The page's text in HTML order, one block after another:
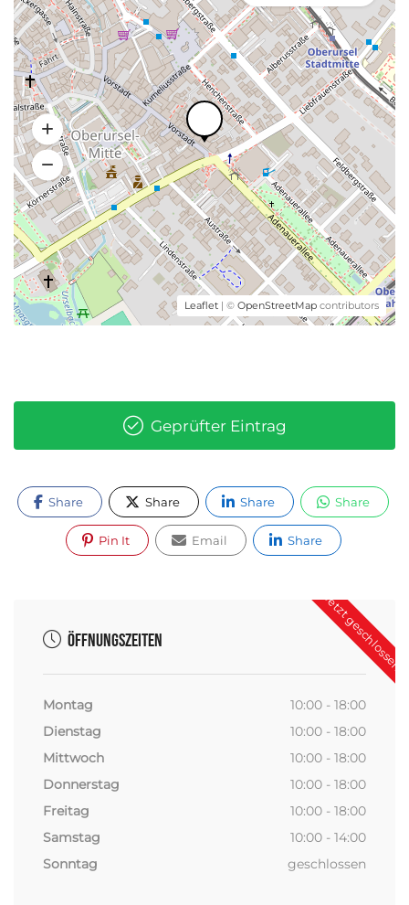
Leaflet | © OpenStreetMap contributors
Geprüfter Eintrag
Share Share Share Share
Pin It Email Share
Jetzt geschlossen
Öffnungszeiten
Montag
10:00 - 18:00
Dienstag
10:00 - 18:00
Mittwoch
10:00 - 18:00
Donnerstag
10:00 - 18:00
Freitag
10:00 - 18:00
Samstag
10:00 - 14:00
Sonntag
geschlossen